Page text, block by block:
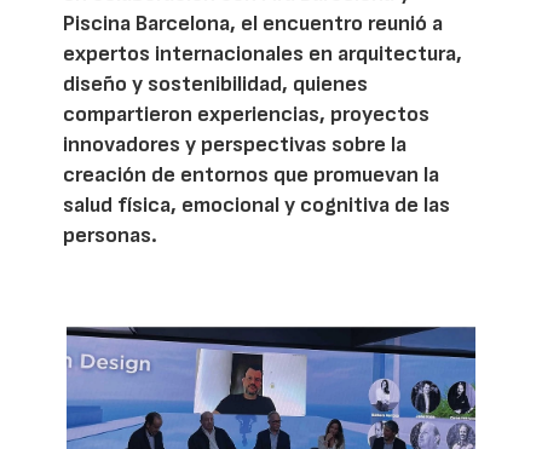
Piscina Barcelona, el encuentro reunió a
expertos internacionales en arquitectura,
diseño y sostenibilidad, quienes
compartieron experiencias, proyectos
innovadores y perspectivas sobre la
creación de entornos que promuevan la
salud física, emocional y cognitiva de las
personas.